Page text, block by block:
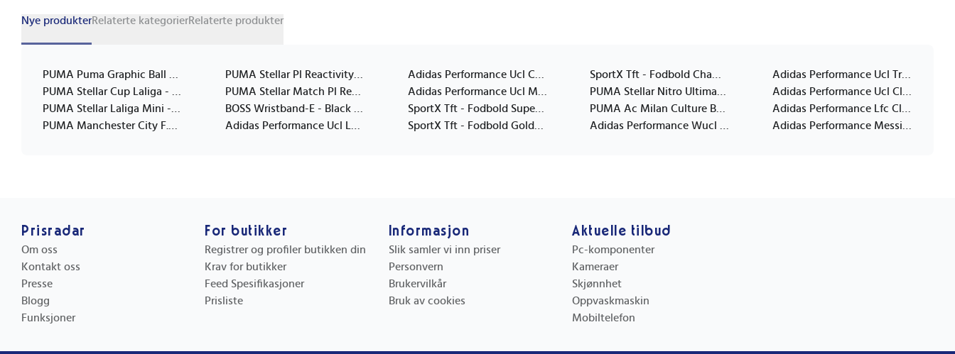
Nye produkterRelaterte kategorierRelaterte produkter
PUMA Stellar Pl Reactivity Mini - White - MINI
PUMA Stellar Match Pl Reactivity (Fifa Quality) - White - 5
SportX Tft - Fodbold Superior Blue Str. 5 - Blue - ONE SIZE
Adidas Performance Ucl Trn - White - 4
Prisradar
Om oss
Kontakt oss
Presse
Blogg
Funksjoner
For butikker
Registrer og profiler butikken din
Krav for butikker
Feed Spesifikasjoner
Prisliste
Informasjon
Slik samler vi inn priser
Personvern
Brukervilkår
Bruk av cookies
Aktuelle tilbud
Pc-komponenter
Kameraer
Skjønnhet
Oppvaskmaskin
Mobiltelefon